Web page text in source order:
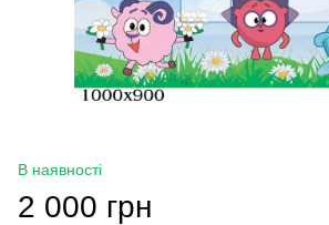
В наявності
2 000 грн